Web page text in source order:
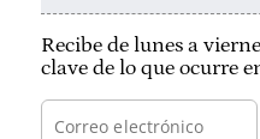
Recibe de lunes a
clave de lo que ocurre